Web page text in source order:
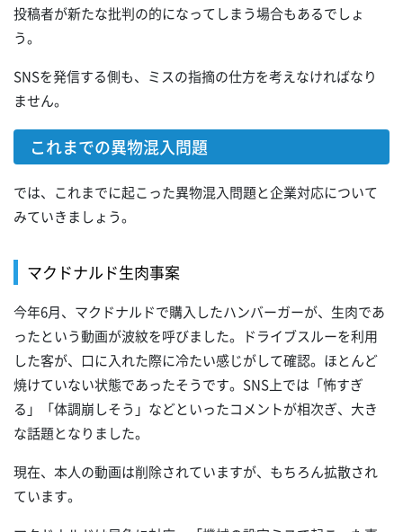
投稿者が新たな批判の的になってしまう場合もあるでしょ
う。
SNSを発信する側も、ミスの指摘の仕方を考えなければなり
ません。
これまでの異物混入問題
では、これまでに起こった異物混入問題と企業対応について
みていきましょう。
マクドナルド生肉事案
今年6月、マクドナルドで購入したハンバーガーが、生肉であ
ったという動画が波紋を呼びました。ドライブスルーを利用
した客が、口に入れた際に冷たい感じがして確認。ほとんど
焼けていない状態であったそうです。SNS上では「怖すぎ
る」「体調崩しそう」などといったコメントが相次ぎ、大き
な話題となりました。
現在、本人の動画は削除されていますが、もちろん拡散され
ています。